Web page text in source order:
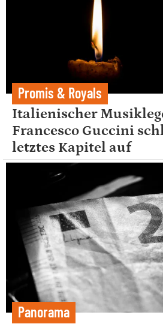
Promis & Royals
Italienischer
Francesco Guccini
letztes Kapitel auf
Panorama